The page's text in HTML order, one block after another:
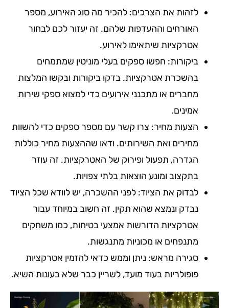
לזהות את הצרכים: להכיר מה סוג האירוע, מספר
האורחים וההעדפות שלהם. זה יעזור לכם לבחור
אטרקציות שיתאימו לאירוע.
ביקורות: חפשו ספקים בעלי מוניטין שמתמחים
בהשכרת אטרקציות. בדקו ביקורות ובקשו המלצות
מחברים או מתכנני אירועים כדי למצוא ספקי שירות
אמינים.
הצעות מחיר: צרו קשר עם מספר ספקים כדי להשוות
מחירים ואת השירותים. ודאו שההצעות מחיר כוללות
הגדרה, תפעול ופירוק של האטרקציות. זה עוזר
בתקצוב ומונע הוצאות בלתי צפויות.
לבדוק את הציוד: לפני ההשכרה, יש לוודא שכל הציוד
נבדק ונמצא שהוא תקין. זה חשוב במיוחד עבור
אטרקציות הדורשות אמצעי בטיחות, כמו משחקים
מתנפחים או מכוניות מתנגשות.
סגירה מראש: ניתן וממש כדאי להזמין אטרקציות
פופולריות בעוד מועד, לשריין כבר שלא בעונות השיא.